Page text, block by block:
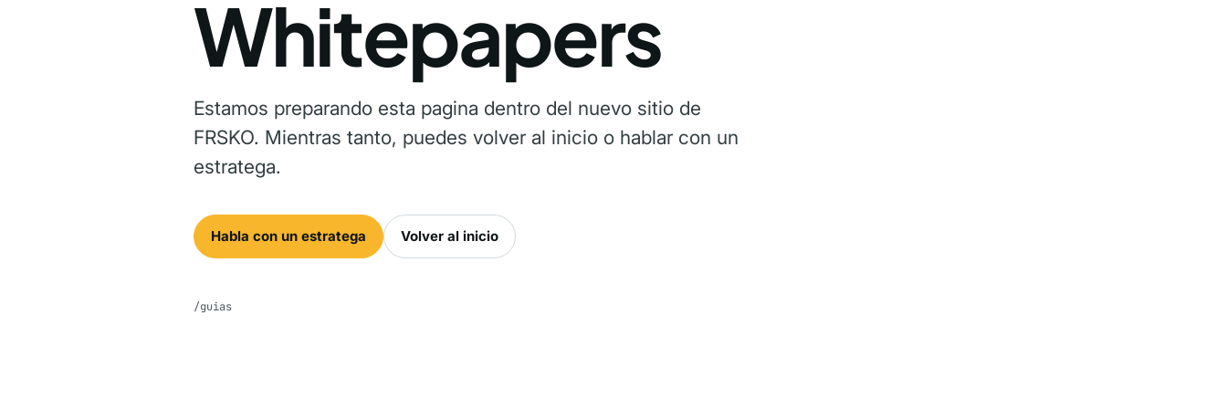
Whitepapers
Estamos preparando esta pagina dentro del nuevo sitio de
FRSKO. Mientras tanto, puedes volver al inicio o hablar con un
estratega.
Habla con un estratega Volver al inicio
/guias